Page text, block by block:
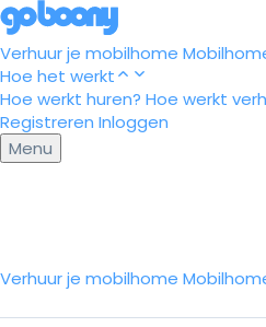
Verhuur je mobilhome
Hoe het werkt
Hoe werkt huren? Hoe werkt
Registreren Inloggen
Menu
Verhuur je mobilhome